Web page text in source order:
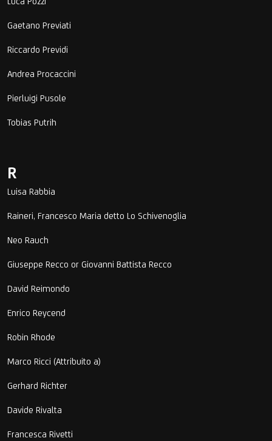
Gaetano Previati
Riccardo Previdi
Andrea Procaccini
Pierluigi Pusole
Tobias Putrih
R
Luisa Rabbia
Raineri, Francesco Maria detto Lo Schivenoglia
Neo Rauch
Giuseppe Recco or Giovanni Battista Recco
David Reimondo
Enrico Reycend
Robin Rhode
Marco Ricci (Attribuito a)
Gerhard Richter
Davide Rivalta
Francesca Rivetti